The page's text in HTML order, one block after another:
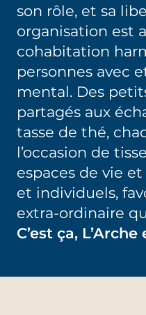
son rôle, et sa
organisation est
cohabitation
personnes avec
mental. Des
partagés aux
tasse de thé,
l’occasion de
espaces de vie
et individuels,
extra-ordinaire
C’est ça,